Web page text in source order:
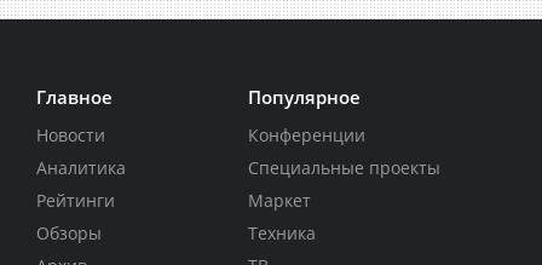
Главное
Новости
Аналитика
Рейтинги
Обзоры
Популярное
Конференции
Специальные проекты
Маркет
Техника